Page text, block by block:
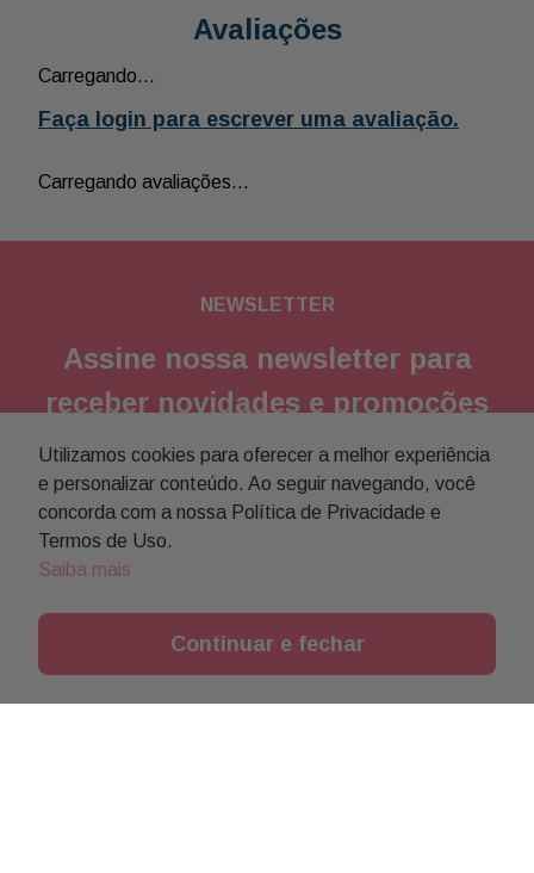
Avaliações
Carregando…
Faça login para escrever uma avaliação.
Carregando avaliações…
NEWSLETTER
Assine nossa newsletter para
receber novidades e promoções
Enviar
Concordo com a política de privacidade
Utilizamos cookies para oferecer a melhor experiência
e personalizar conteúdo. Ao seguir navegando, você
concorda com a nossa Política de Privacidade e
Termos de Uso.
Saiba mais
Continuar e fechar